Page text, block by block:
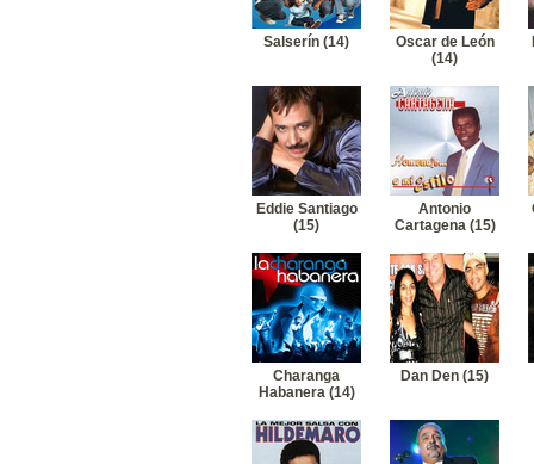
Salserín (14)
Oscar de León
(14)
Eddie Santiago
(15)
Antonio
Cartagena (15)
Charanga
Habanera (14)
Dan Den (15)